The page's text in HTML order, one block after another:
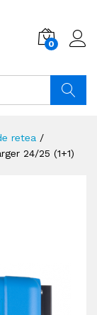
0
retea /
24/25 (1+1)